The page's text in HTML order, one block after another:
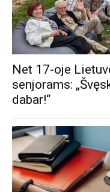
Net 17-oje
senjorams:
dabar!“